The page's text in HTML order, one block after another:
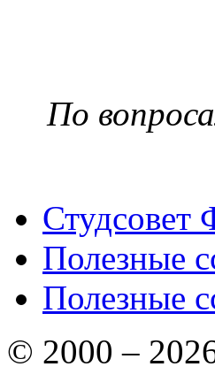
По
Студсовет
Полезные
Полезные
© 2000 –